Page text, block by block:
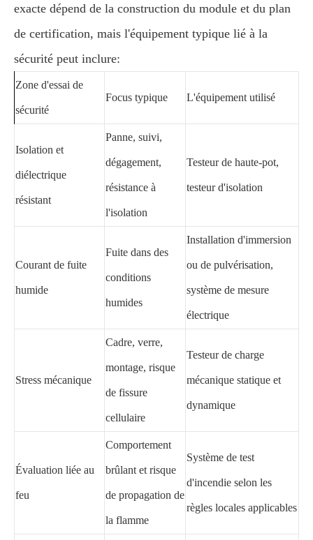
exacte dépend de la construction du module et du plan
de certification, mais l'équipement typique lié à la
sécurité peut inclure:
Zone d'essai de
sécurité
Focus typique L'équipement utilisé
Isolation et
diélectrique
résistant
Panne, suivi,
dégagement,
résistance à
l'isolation
Testeur de haute-pot,
testeur d'isolation
Courant de fuite
humide
Fuite dans des
conditions
humides
Installation d'immersion
ou de pulvérisation,
système de mesure
électrique
Stress mécanique
Cadre, verre,
montage, risque
de fissure
cellulaire
Testeur de charge
mécanique statique et
dynamique
Évaluation liée au
feu
Comportement
brûlant et risque
de propagation de
la flamme
Système de test
d'incendie selon les
règles locales applicables